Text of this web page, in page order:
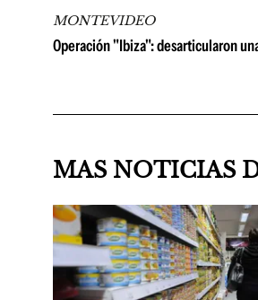
MONTEVIDEO
Operación "Ibiza": desarticularon
MAS NOTICIAS